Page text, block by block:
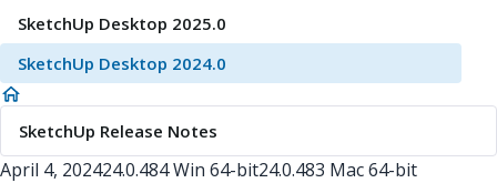
SketchUp Desktop 2025.0
SketchUp Desktop 2024.0
SketchUp Release Notes
April 4, 202424.0.484 Win 64-bit24.0.483 Mac 64-bit